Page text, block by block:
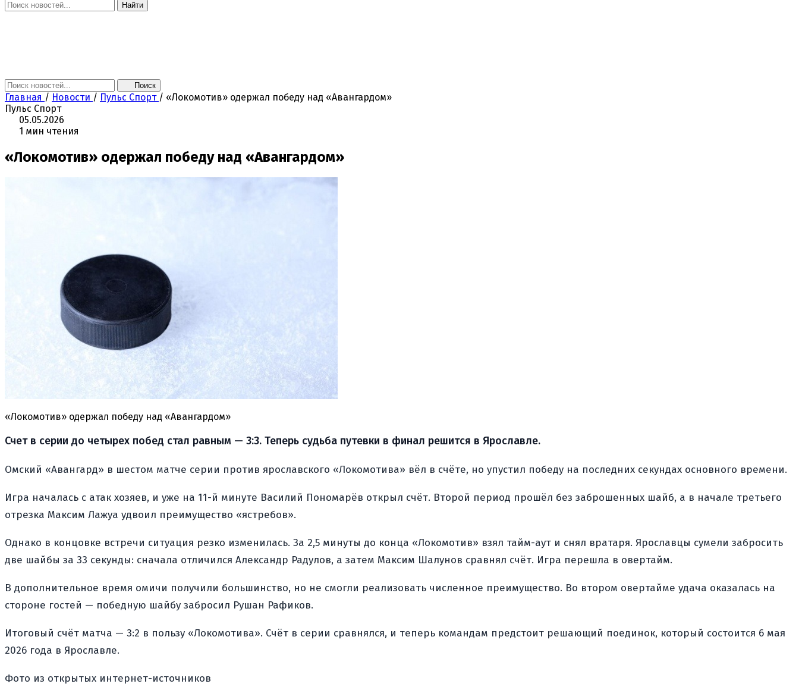
Найти
Поиск
Главная / Новости / Пульс Спорт / «Локомотив» одержал победу над «Авангардом»
Пульс Спорт
05.05.2026
1 мин чтения
«Локомотив» одержал победу над «Авангардом»
«Локомотив» одержал победу над «Авангардом»
Счет в серии до четырех побед стал равным — 3:3. Теперь судьба путевки в финал решится в Ярославле.
Омский «Авангард» в шестом матче серии против ярославского «Локомотива» вёл в счёте, но упустил победу на последних секундах основного времени.
Игра началась с атак хозяев, и уже на 11-й минуте Василий Пономарёв открыл счёт. Второй период прошёл без заброшенных шайб, а в начале третьего
отрезка Максим Лажуа удвоил преимущество «ястребов».
Однако в концовке встречи ситуация резко изменилась. За 2,5 минуты до конца «Локомотив» взял тайм-аут и снял вратаря. Ярославцы сумели забросить
две шайбы за 33 секунды: сначала отличился Александр Радулов, а затем Максим Шалунов сравнял счёт. Игра перешла в овертайм.
В дополнительное время омичи получили большинство, но не смогли реализовать численное преимущество. Во втором овертайме удача оказалась на
стороне гостей — победную шайбу забросил Рушан Рафиков.
Итоговый счёт матча — 3:2 в пользу «Локомотива». Счёт в серии сравнялся, и теперь командам предстоит решающий поединок, который состоится 6 мая
2026 года в Ярославле.
Фото из открытых интернет-источников